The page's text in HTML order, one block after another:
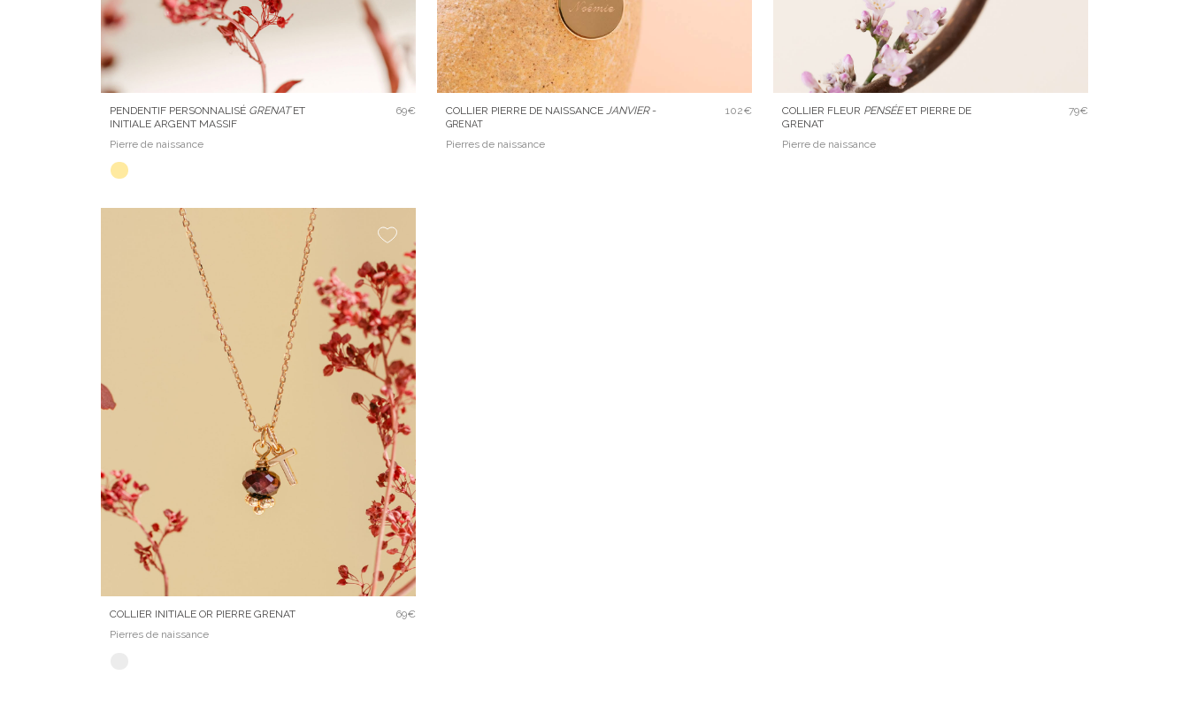
PENDENTIF PERSONNALISÉ GRENATET
INITIALE ARGENT MASSIF
Pierre de naissance
69€ COLLIER PIERRE DE NAISSANCE JANVIER-
GRENAT
Pierres de naissance
102€ COLLIER FLEUR PENSÉEET PIERRE DE
GRENAT
Pierre de naissance
79€
COLLIER INITIALE OR PIERRE GRENAT
Pierres de naissance
69€